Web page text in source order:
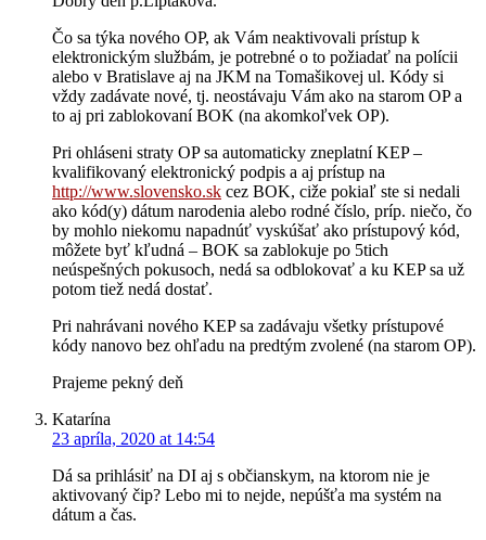
Čo sa týka nového OP, ak Vám neaktivovali prístup k
elektronickým službám, je potrebné o to požiadať na polícii
alebo v Bratislave aj na JKM na Tomašikovej ul. Kódy si
vždy zadávate nové, tj. neostávaju Vám ako na starom OP a
to aj pri zablokovaní BOK (na akomkoľvek OP).
Pri ohláseni straty OP sa automaticky zneplatní KEP –
kvalifikovaný elektronický podpis a aj prístup na
http://www.slovensko.sk cez BOK, ciže pokiaľ ste si nedali
ako kód(y) dátum narodenia alebo rodné číslo, príp. niečo, čo
by mohlo niekomu napadnúť vyskúšať ako prístupový kód,
môžete byť kľudná – BOK sa zablokuje po 5tich
neúspešných pokusoch, nedá sa odblokovať a ku KEP sa už
potom tiež nedá dostať.
Pri nahrávani nového KEP sa zadávaju všetky prístupové
kódy nanovo bez ohľadu na predtým zvolené (na starom OP).
Prajeme pekný deň
Katarína
23 apríla, 2020 at 14:54
Dá sa prihlásiť na DI aj s občianskym, na ktorom nie je
aktivovaný čip? Lebo mi to nejde, nepúšťa ma systém na
dátum a čas.